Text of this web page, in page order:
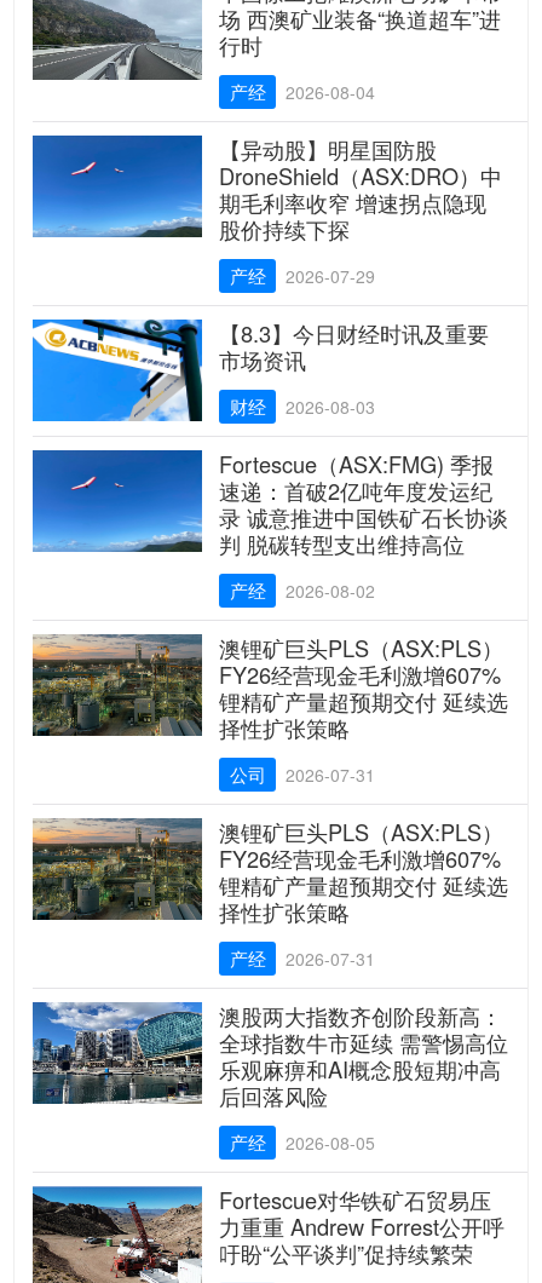
场 西澳矿业装备“换道超车”进
行时
产经 2026-08-04
【异动股】明星国防股
DroneShield（ASX:DRO）中
期毛利率收窄 增速拐点隐现
股价持续下探
产经 2026-07-29
【8.3】今日财经时讯及重要
市场资讯
财经 2026-08-03
Fortescue（ASX:FMG) 季报
速递：首破2亿吨年度发运纪
录 诚意推进中国铁矿石长协谈
判 脱碳转型支出维持高位
产经 2026-08-02
澳锂矿巨头PLS（ASX:PLS）
FY26经营现金毛利激增607%
锂精矿产量超预期交付 延续选
择性扩张策略
公司 2026-07-31
澳锂矿巨头PLS（ASX:PLS）
FY26经营现金毛利激增607%
锂精矿产量超预期交付 延续选
择性扩张策略
产经 2026-07-31
澳股两大指数齐创阶段新高：
全球指数牛市延续 需警惕高位
乐观麻痹和AI概念股短期冲高
后回落风险
产经 2026-08-05
Fortescue对华铁矿石贸易压
力重重 Andrew Forrest公开呼
吁盼“公平谈判”促持续繁荣